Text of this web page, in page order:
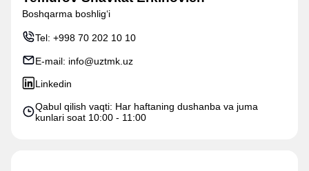
Boshqarma boshligʻi
Tel:+998 70 202 10 10
E-mail: info@uztmk.uz
Linkedin
Qabul qilish vaqti: Har haftaning dushanba va juma
kunlari soat 10:00 - 11:00